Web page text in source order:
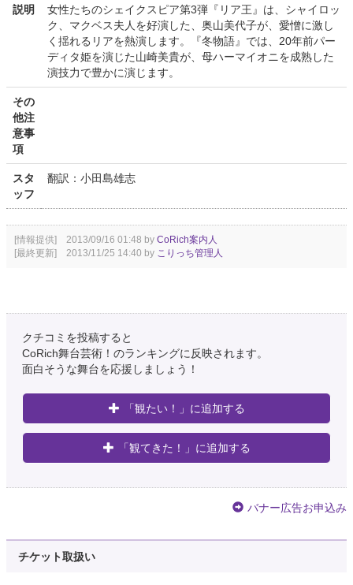
説明
女性たちのシェイクスピア第3弾『リア王』は、シャイロッ
ク、マクベス夫人を好演した、奥山美代子が、愛憎に激し
く揺れるリアを熱演します。『冬物語』では、20年前パー
ディタ姫を演じた山崎美貴が、母ハーマイオニを成熟した
演技力で豊かに演じます。
その
他注
意事
項
スタ
ッフ
翻訳：小田島雄志
[情報提供] 2013/09/16 01:48 by CoRich案内人
[最終更新] 2013/11/25 14:40 by こりっち管理人
クチコミを投稿すると
CoRich舞台芸術！のランキングに反映されます。
面白そうな舞台を応援しましょう！
「観たい！」に追加する
「観てきた！」に追加する
バナー広告お申込み
チケット取扱い